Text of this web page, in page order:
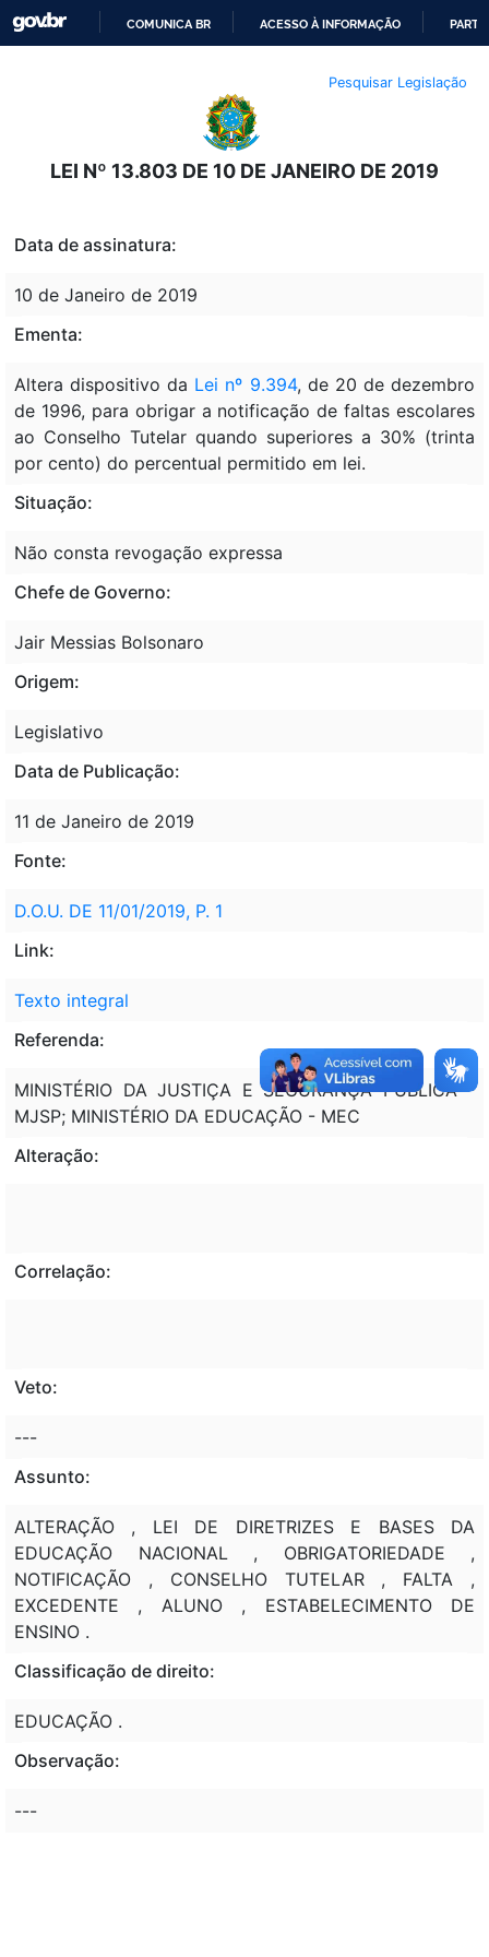
O
CONTEÚDO
COMUNICA BR ACESSO À INFORMAÇÃO
Pesquisar Legislação
LEI Nº 13.803 DE 10 DE JANEIRO DE 2019
Data de assinatura:
10 de Janeiro de 2019
Ementa:
Altera dispositivo da Lei nº 9.394, de 20 de dezembro
de 1996, para obrigar a notificação de faltas escolares
ao Conselho Tutelar quando superiores a 30% (trinta
por cento) do percentual permitido em lei.
Situação:
Não consta revogação expressa
Chefe de Governo:
Jair Messias Bolsonaro
Origem:
Legislativo
Data de Publicação:
11 de Janeiro de 2019
Fonte:
D.O.U. DE 11/01/2019, P. 1
Link:
Texto integral
Referenda:
MINISTÉRIO DA JUSTIÇA E SEGURANÇA PÚBLICA -
MJSP; MINISTÉRIO DA EDUCAÇÃO - MEC
Alteração:
Correlação:
Veto:
---
Assunto:
ALTERAÇÃO , LEI DE DIRETRIZES E BASES DA
EDUCAÇÃO NACIONAL , OBRIGATORIEDADE ,
NOTIFICAÇÃO , CONSELHO TUTELAR , FALTA ,
EXCEDENTE , ALUNO , ESTABELECIMENTO DE
ENSINO .
Classificação de direito:
EDUCAÇÃO .
Observação:
---